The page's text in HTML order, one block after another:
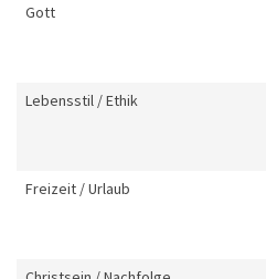
Gott
Lebensstil / Ethik
Freizeit / Urlaub